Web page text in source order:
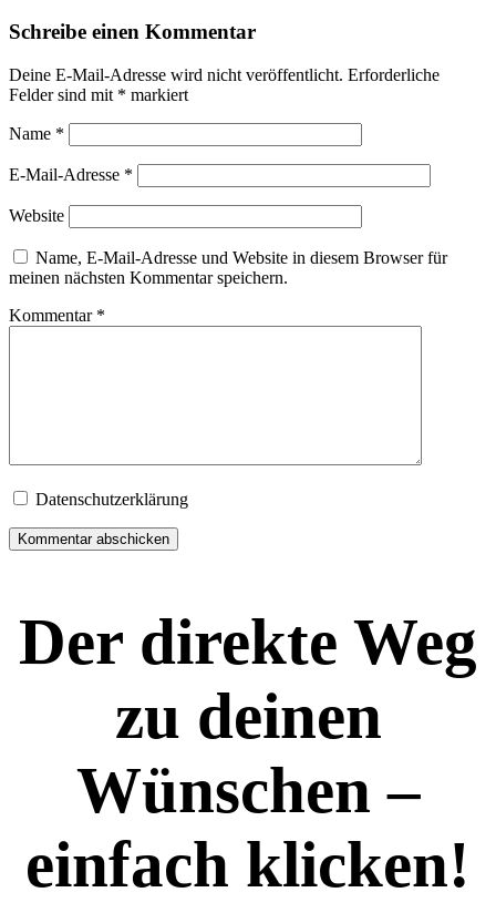
Schreibe einen Kommentar
Deine E-Mail-Adresse wird nicht veröffentlicht. Erforderliche
Felder sind mit * markiert
Name *
E-Mail-Adresse *
Website
Name, E-Mail-Adresse und Website in diesem Browser für
meinen nächsten Kommentar speichern.
Kommentar *
Datenschutzerklärung
Der direkte Weg
zu deinen
Wünschen –
einfach klicken!